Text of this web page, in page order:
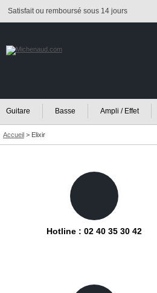
Satisfait ou remboursé sous 14 jours
Guitare Basse Ampli / Effet
Accueil > Elixir
Hotline : 02 40 35 30 42